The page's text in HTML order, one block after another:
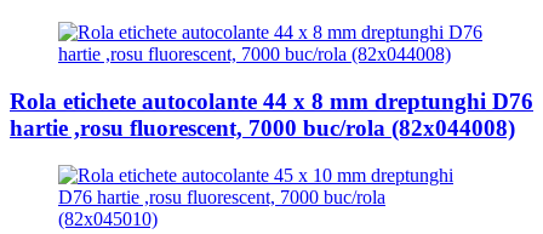
Rola etichete autocolante 44 x 8 mm dreptunghi D76
hartie ,rosu fluorescent, 7000 buc/rola (82x044008)